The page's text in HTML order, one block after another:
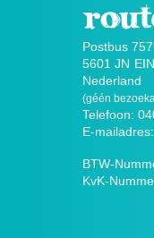
Postbus
5601 JN
Nederland
(géén
Telefoon:
E-mailadres:
BTW-
KvK-